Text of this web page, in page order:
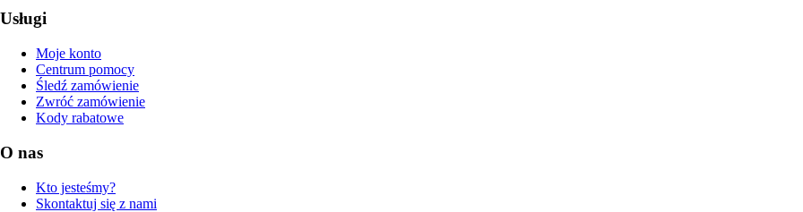
Usługi
Moje konto
Centrum pomocy
Śledź zamówienie
Zwróć zamówienie
Kody rabatowe
O nas
Kto jesteśmy?
Skontaktuj się z nami